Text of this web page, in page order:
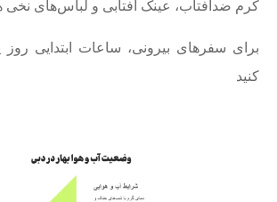
کرم ضدآفتاب، عینک آفتابی و لباس‌های نخی
برای سفرهای بیرونی، ساعات ابتدایی روز
کنید